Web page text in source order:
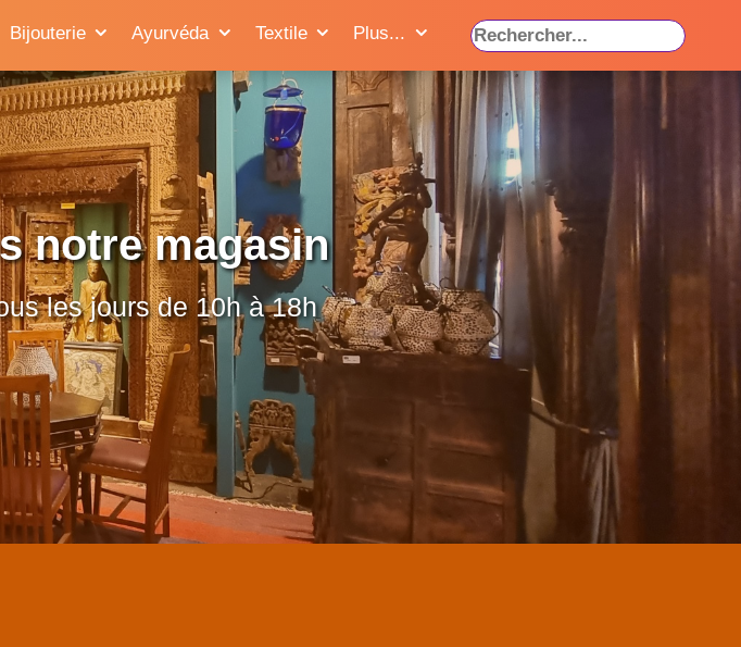
Bijouterie Ayurvéda Textile Plus...
notre magasin
les jours de 10h à 18h